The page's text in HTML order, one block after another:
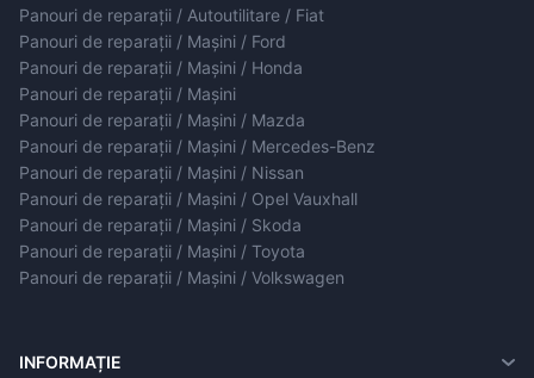
Panouri de reparații / Autoutilitare / Fiat
Panouri de reparații / Mașini / Ford
Panouri de reparații / Mașini / Honda
Panouri de reparații / Mașini
Panouri de reparații / Mașini / Mazda
Panouri de reparații / Mașini / Mercedes-Benz
Panouri de reparații / Mașini / Nissan
Panouri de reparații / Mașini / Opel Vauxhall
Panouri de reparații / Mașini / Skoda
Panouri de reparații / Mașini / Toyota
Panouri de reparații / Mașini / Volkswagen
INFORMAȚIE